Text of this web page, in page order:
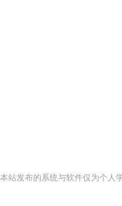
本站发布的系统与软件仅为个人